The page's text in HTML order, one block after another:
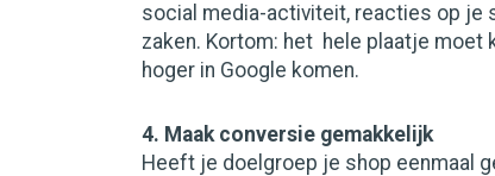
social media-activiteit, reacties op je
zaken. Kortom: het hele plaatje
hoger in Google komen.
4. Maak conversie gemakkelijk
Heeft je doelgroep je shop eenmaal